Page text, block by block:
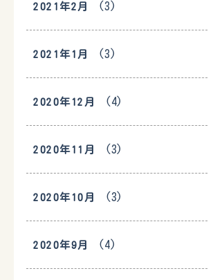
2021年2月 (3)
2021年1月 (3)
2020年12月 (4)
2020年11月 (3)
2020年10月 (3)
2020年9月 (4)